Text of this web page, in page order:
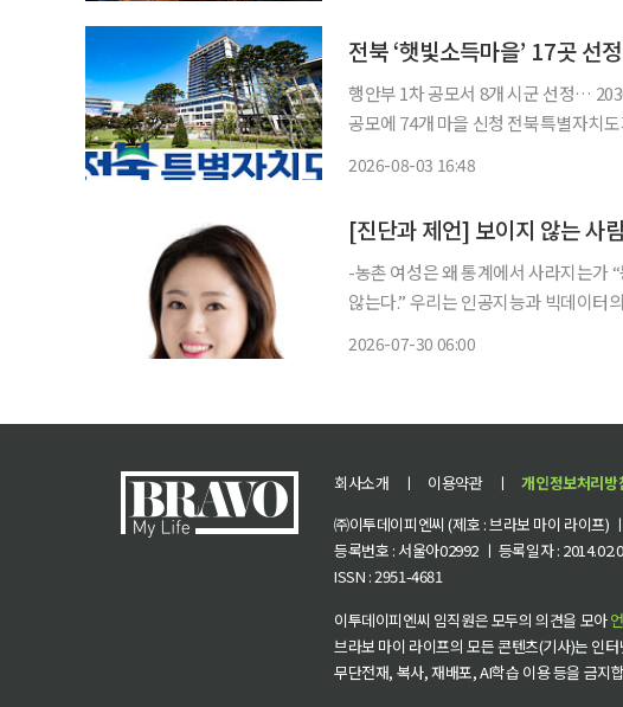
전북 ‘햇빛소득마을’ 17곳
행안부 1차 공모서 8개 시군 선정…
공모에 74개 마을 신청 전북특별자치도가 태양광 발전 수익을 주민과 공유하는 ‘햇빛소득마
2026-08-03 16:48
[진단과 제언] 보이지 않는 사
-농촌 여성은 왜 통계에서 사라지는가
않는다.” 우리는 인공지능과 빅데이터의 시대를 살고 있다고 말한다. 정부는 데이터를 기반으
2026-07-30 06:00
회사소개 ㅣ 이용약관 ㅣ 개인정보처리방
㈜이투데이피엔씨 (제호 : 브라보 마이 라이프
등록번호 : 서울아02992 ㅣ 등록일자 :
ISSN : 2951-4681
이투데이피엔씨 임직원은 모두의 의견을 모아
브라보 마이 라이프의 모든 콘텐츠(기사)는 인
무단전재, 복사, 재배포, AI학습 이용 등을 금지